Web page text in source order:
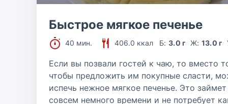
Быстрое мягкое печенье
40 мин. 406.0 ккал Б: 3.0 г Ж: 13.0 г
Если вы позвали гостей к чаю, то вместо
чтобы предложить им покупные сласти,
испечь нежное мягкое печенье. Это займет
совсем немного времени и не потребует